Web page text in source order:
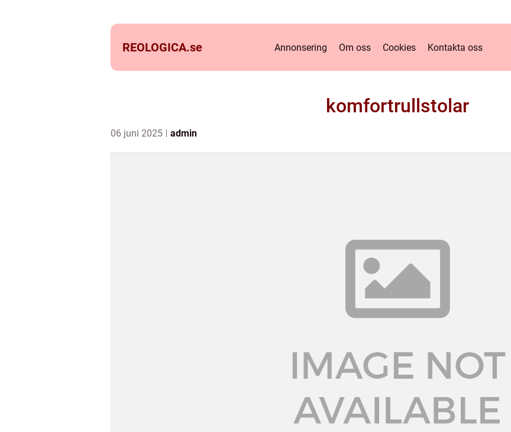
REOLOGICA.se Annonsering Om oss Cookies Kontakta oss
komfortrullstolar
06 juni 2025 admin